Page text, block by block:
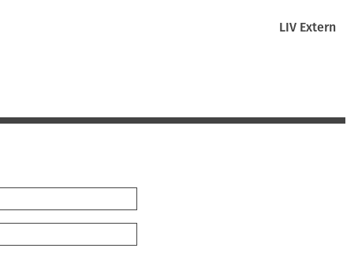
LIV Extern